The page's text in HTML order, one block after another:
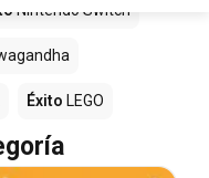
Nintendo Switch
Éxito LEGO